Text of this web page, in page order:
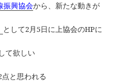
振興協会から、新たな動きが
として2月5日に上協会のHPに
て欲しい
と思われる